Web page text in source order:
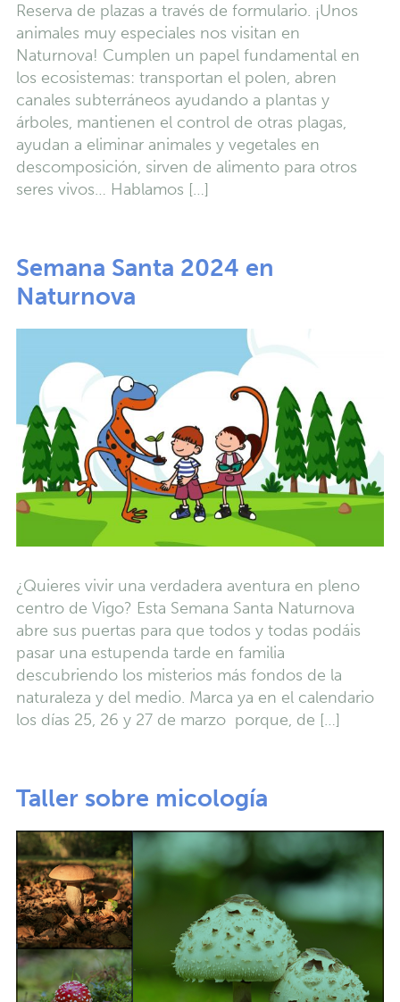
Reserva de plazas a través de formulario. ¡Unos
animales muy especiales nos visitan en
Naturnova! Cumplen un papel fundamental en
los ecosistemas: transportan el polen, abren
canales subterráneos ayudando a plantas y
árboles, mantienen el control de otras plagas,
ayudan a eliminar animales y vegetales en
descomposición, sirven de alimento para otros
seres vivos… Hablamos […]
Semana Santa 2024 en
Naturnova
¿Quieres vivir una verdadera aventura en pleno
centro de Vigo? Esta Semana Santa Naturnova
abre sus puertas para que todos y todas podáis
pasar una estupenda tarde en familia
descubriendo los misterios más fondos de la
naturaleza y del medio. Marca ya en el calendario
los días 25, 26 y 27 de marzo porque, de […]
Taller sobre micología